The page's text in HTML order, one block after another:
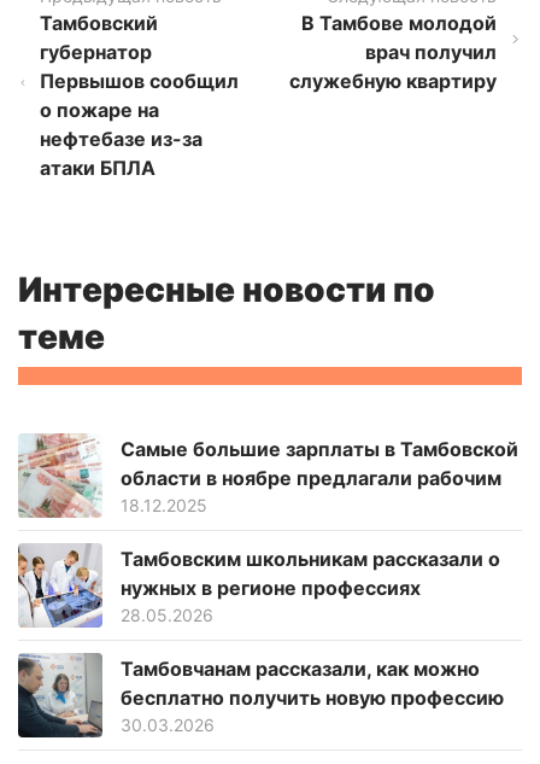
Тамбовский
губернатор
Первышов сообщил
о пожаре на
нефтебазе из-за
атаки БПЛА
В Тамбове молодой
врач получил
служебную квартиру
Интересные новости по
теме
Самые большие зарплаты в Тамбовской
области в ноябре предлагали рабочим
18.12.2025
Тамбовским школьникам рассказали о
нужных в регионе профессиях
28.05.2026
Тамбовчанам рассказали, как можно
бесплатно получить новую профессию
30.03.2026